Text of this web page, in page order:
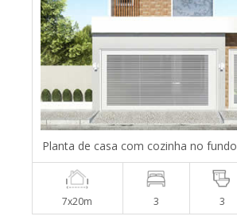
Planta de casa com cozinha no fundo
7x20m 3 3